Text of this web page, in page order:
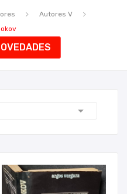
Autores V
